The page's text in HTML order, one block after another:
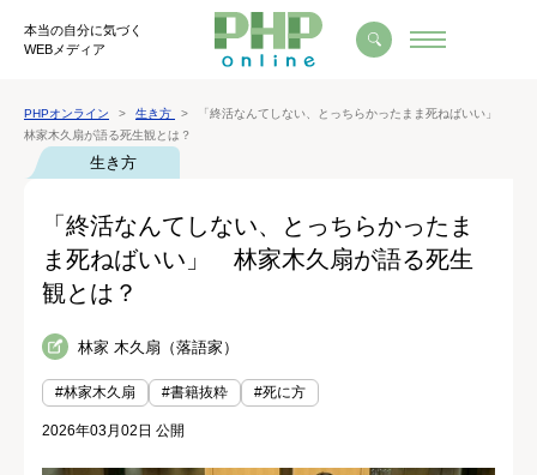
本当の自分に気づく
WEBメディア
PHPオンライン 生き方
「終活なんてしない、とっちらかったまま死ねばいい」
林家木久扇が語る死生観とは？
生き方
「終活なんてしない、とっちらかったま
ま死ねばいい」 林家木久扇が語る死生
観とは？
林家 木久扇（落語家）
#林家木久扇 #書籍抜粋 #死に方
2026年03月02日 公開